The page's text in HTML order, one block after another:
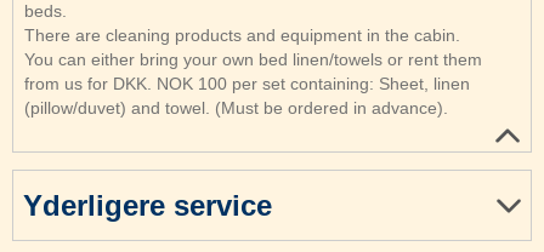
beds.
There are cleaning products and equipment in the cabin.
You can either bring your own bed linen/towels or rent them
from us for DKK. NOK 100 per set containing: Sheet, linen
(pillow/duvet) and towel. (Must be ordered in advance).
Yderligere service